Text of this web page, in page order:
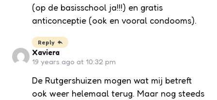
(op de basisschool ja!!!) en gratis
anticonceptie (ook en vooral condooms).
Reply
Xaviera
19 years ago at 10:32 pm
De Rutgershuizen mogen wat mij betreft
ook weer helemaal terug. Maar nog steeds